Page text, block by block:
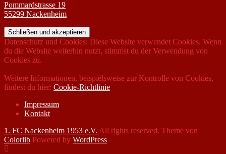
Pommardstrasse 19
55299 Nackenheim
Datenschutz und Cookies: Diese Website verwendet Cookies. Wenn
du die Website weiterhin nutzt, stimmst du der Verwendung von
Cookies zu.
Weitere Informationen, beispielsweise zur Kontrolle von Cookies,
findest du hier: Cookie-Richtlinie
Impressum
Kontakt
1. FC Nackenheim 1953 e.V. All rights reserved. Theme von
Colorlib Powered by WordPress